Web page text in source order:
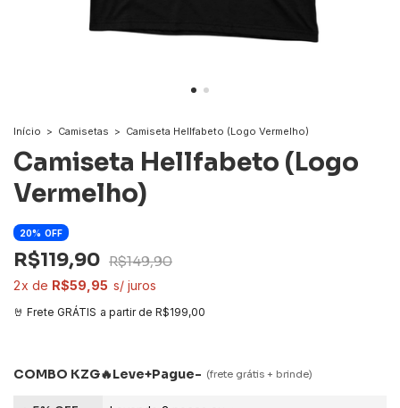
Início > Camisetas > Camiseta Hellfabeto (Logo Vermelho)
Camiseta Hellfabeto (Logo
Vermelho)
20 OFF
R$119,90 R$149,90
2 R$59,95
a partir de R$199,00